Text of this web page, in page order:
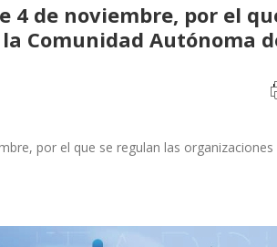
4 de noviembre, por el
Comunidad Autónoma
por el que se regulan las